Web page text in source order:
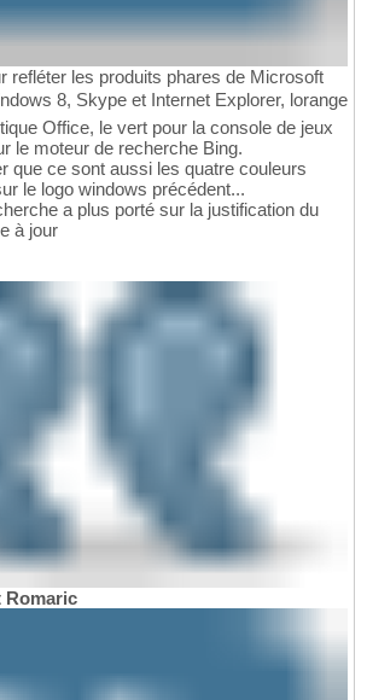
refléter les produits phares de Microsoft
8, Skype et Internet Explorer, lorange
Office, le vert pour la console de jeux
le moteur de recherche Bing.
que ce sont aussi les quatre couleurs
le logo windows précédent...
a plus porté sur la justification du
à jour
Romaric